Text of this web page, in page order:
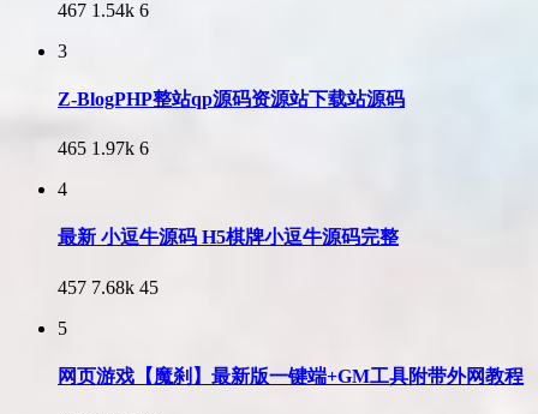
467 1.54k 6
3
Z-BlogPHP整站qp源码资源站下载站源码
465 1.97k 6
4
最新 小逗牛源码 H5棋牌小逗牛源码完整
457 7.68k 45
5
网页游戏【魔刹】最新版一键端+GM工具附带外网教程